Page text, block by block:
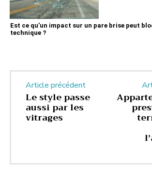
Est ce qu’un impact sur un pare brise peut
technique ?
Article précédent
Le style passe
aussi par les
vitrages